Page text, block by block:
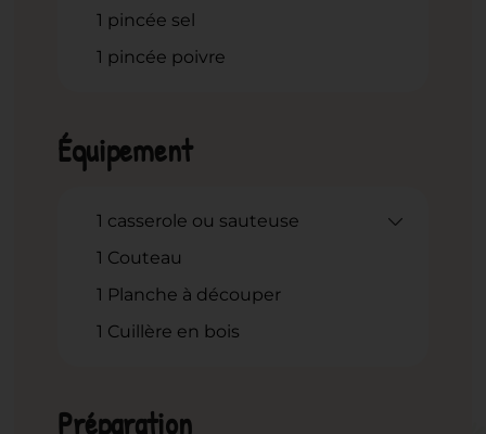
1 pincée sel
1 pincée poivre
Équipement
1 casserole ou sauteuse
1 Couteau
1 Planche à découper
1 Cuillère en bois
Préparation